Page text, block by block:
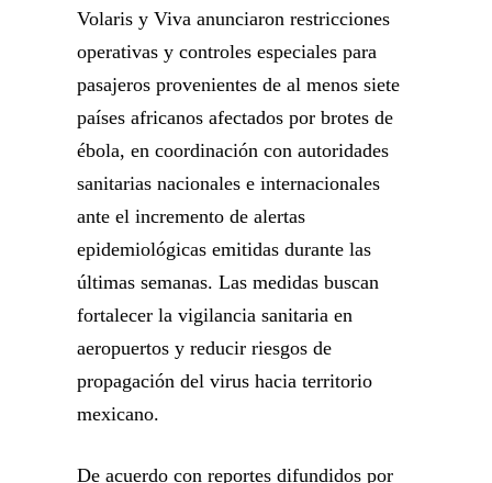
Volaris y Viva anunciaron restricciones
operativas y controles especiales para
pasajeros provenientes de al menos siete
países africanos afectados por brotes de
ébola, en coordinación con autoridades
sanitarias nacionales e internacionales
ante el incremento de alertas
epidemiológicas emitidas durante las
últimas semanas. Las medidas buscan
fortalecer la vigilancia sanitaria en
aeropuertos y reducir riesgos de
propagación del virus hacia territorio
mexicano.
De acuerdo con reportes difundidos por